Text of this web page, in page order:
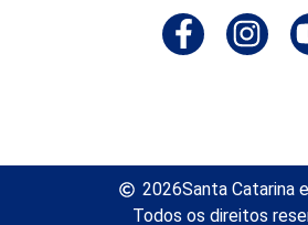
2026Santa Catarina
Todos os direitos